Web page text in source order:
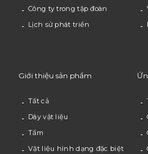
Công ty trong tập đoàn
Lịch sử phát triển
Giới thiệu sản phẩm
Tất cả
Dây vật liệu
Tấm
Vật liệu hình dạng đặc biệt